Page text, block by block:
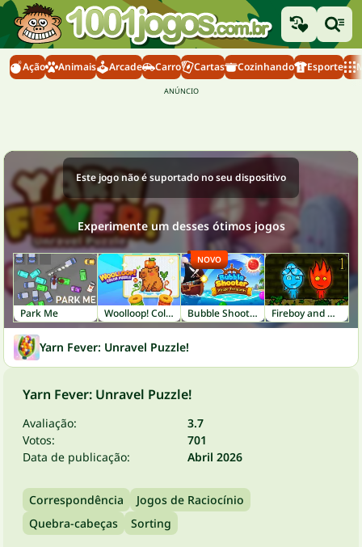
Ação Animais Arcade Carro Cartas Cozinhando Esporte
Este jogo não é suportado no seu dispositivo
Experimente um desses ótimos jogos
Park Me Woolloop! Color Puzzle Bubble Shooter: Pirate Treasures
NOVO
Fireboy and Watergirl 1: Forest Temple
Yarn Fever: Unravel Puzzle!
Yarn Fever: Unravel Puzzle!
Avaliação:
3.7
Votos:
701
Data de publicação:
Abril 2026
Correspondência
Jogos de Raciocínio
Quebra-cabeças
Sorting